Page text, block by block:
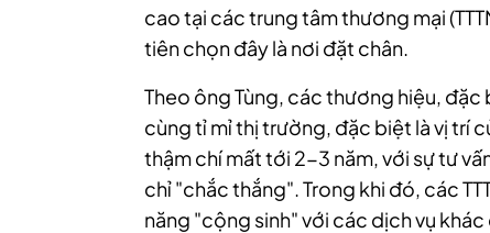
cao tại các trung tâm thương mại
tiên chọn đây là nơi đặt chân.
Theo ông Tùng, các thương hiệu, đặc
cùng tỉ mỉ thị trường, đặc biệt là vị trí
thậm chí mất tới 2-3 năm, với sự tư
chỉ "chắc thắng". Trong khi đó, các
năng "cộng sinh" với các dịch vụ